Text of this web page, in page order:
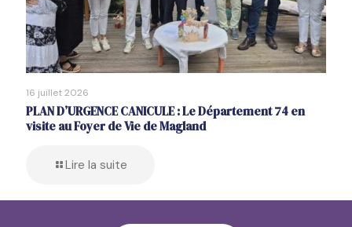
16 juillet 2026
PLAN D’URGENCE CANICULE : Le Département 74 en
visite au Foyer de Vie de Magland
Lire la suite